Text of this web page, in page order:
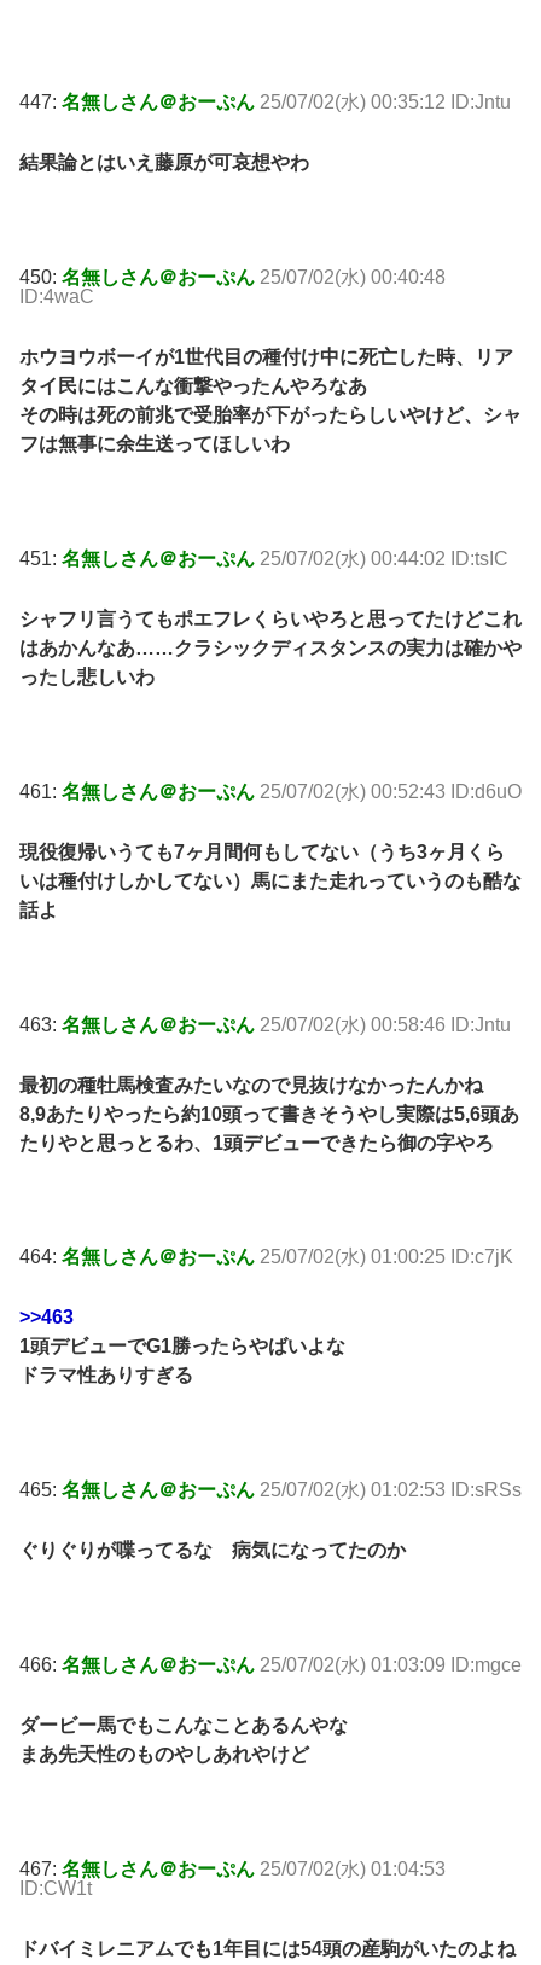
447: 名無しさん＠おーぷん 25/07/02(水) 00:35:12 ID:Jntu
結果論とはいえ藤原が可哀想やわ
450: 名無しさん＠おーぷん 25/07/02(水) 00:40:48
ID:4waC
ホウヨウボーイが1世代目の種付け中に死亡した時、リア
タイ民にはこんな衝撃やったんやろなあ
その時は死の前兆で受胎率が下がったらしいやけど、シャ
フは無事に余生送ってほしいわ
451: 名無しさん＠おーぷん 25/07/02(水) 00:44:02 ID:tsIC
シャフリ言うてもポエフレくらいやろと思ってたけどこれ
はあかんなあ……クラシックディスタンスの実力は確かや
ったし悲しいわ
461: 名無しさん＠おーぷん 25/07/02(水) 00:52:43 ID:d6uO
現役復帰いうても7ヶ月間何もしてない（うち3ヶ月くら
いは種付けしかしてない）馬にまた走れっていうのも酷な
話よ
463: 名無しさん＠おーぷん 25/07/02(水) 00:58:46 ID:Jntu
最初の種牡馬検査みたいなので見抜けなかったんかね
8,9あたりやったら約10頭って書きそうやし実際は5,6頭あ
たりやと思っとるわ、1頭デビューできたら御の字やろ
464: 名無しさん＠おーぷん 25/07/02(水) 01:00:25 ID:c7jK
>>463
1頭デビューでG1勝ったらやばいよな
ドラマ性ありすぎる
465: 名無しさん＠おーぷん 25/07/02(水) 01:02:53 ID:sRSs
ぐりぐりが喋ってるな 病気になってたのか
466: 名無しさん＠おーぷん 25/07/02(水) 01:03:09 ID:mgce
ダービー馬でもこんなことあるんやな
まあ先天性のものやしあれやけど
467: 名無しさん＠おーぷん 25/07/02(水) 01:04:53
ID:CW1t
ドバイミレニアムでも1年目には54頭の産駒がいたのよね